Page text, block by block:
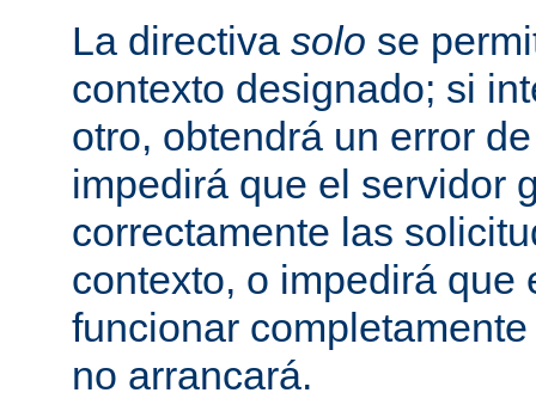
La directiva solo se
contexto designado; si
otro, obtendrá un error
impedirá que el servidor
correctamente las
contexto, o impedirá que
funcionar
no arrancará.